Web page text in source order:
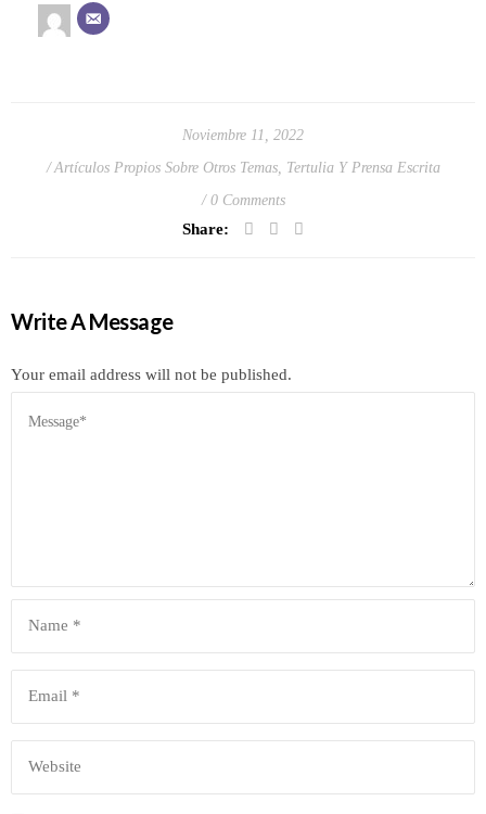
Noviembre 11, 2022
Artículos Propios Sobre Otros Temas, Tertulia Y Prensa Escrita
0 Comments
Share:
Write A Message
Your email address will not be published.